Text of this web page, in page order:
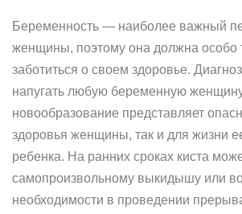
Беременность — наиболее важный
женщины, поэтому она должна особо
заботиться о своем здоровье.
напугать любую беременную
новообразование представляет
здоровья женщины, так и для жизни
ребенка. На ранних сроках киста
самопроизвольному выкидышу или
необходимости в проведении